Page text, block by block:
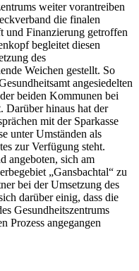
weiter vorantreiben
die finalen
und Finanzierung getroffen
begleitet diesen
des
Weichen gestellt. So
angesiedelten
beiden Kommunen bei
Darüber hinaus hat der
mit der Sparkasse
unter Umständen als
zur Verfügung steht.
angeboten, sich am
„Gansbachtal“ zu
bei der Umsetzung des
darüber einig, dass die
Gesundheitszentrums
Prozess angegangen